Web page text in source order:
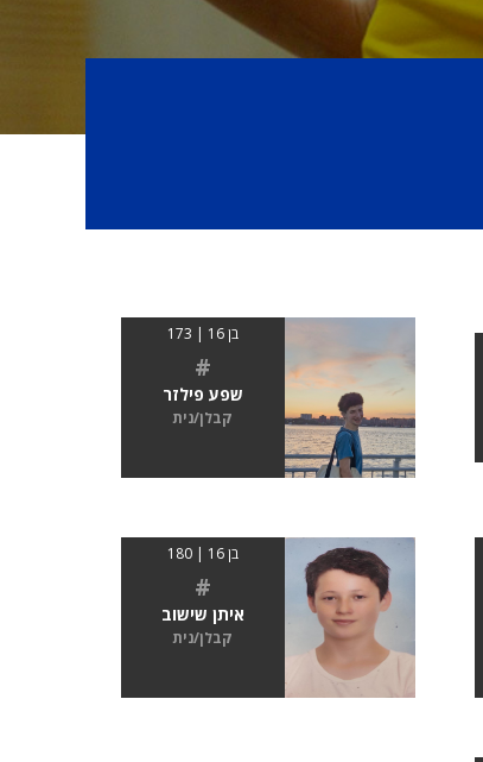
בן 16 | 173
#
שפע פילזר
קבלן/נית
בן 16 | 180
#
איתן שישוב
קבלן/נית